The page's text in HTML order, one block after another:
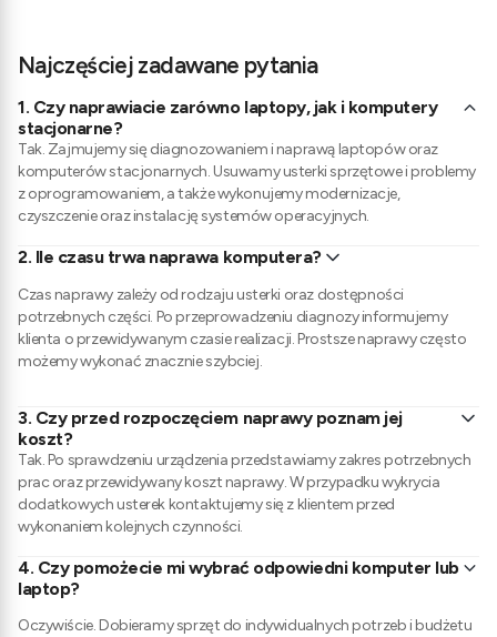
Najczęściej zadawane pytania
1. Czy naprawiacie zarówno laptopy, jak i komputery
stacjonarne?
Tak. Zajmujemy się diagnozowaniem i naprawą laptopów oraz
komputerów stacjonarnych. Usuwamy usterki sprzętowe i problemy
z oprogramowaniem, a także wykonujemy modernizacje,
czyszczenie oraz instalację systemów operacyjnych.
2. Ile czasu trwa naprawa komputera?
Czas naprawy zależy od rodzaju usterki oraz dostępności
potrzebnych części. Po przeprowadzeniu diagnozy informujemy
klienta o przewidywanym czasie realizacji. Prostsze naprawy często
możemy wykonać znacznie szybciej.
3. Czy przed rozpoczęciem naprawy poznam jej
koszt?
Tak. Po sprawdzeniu urządzenia przedstawiamy zakres potrzebnych
prac oraz przewidywany koszt naprawy. W przypadku wykrycia
dodatkowych usterek kontaktujemy się z klientem przed
wykonaniem kolejnych czynności.
4. Czy pomożecie mi wybrać odpowiedni komputer lub
laptop?
Oczywiście. Dobieramy sprzęt do indywidualnych potrzeb i budżetu